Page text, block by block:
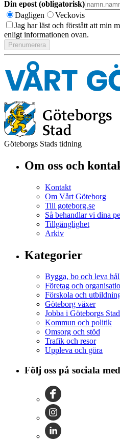
Din epost (obligatorisk)
Dagligen
Veckovis
Jag har läst och förstått att min
enligt informationen ovan.
Göteborgs Stads tidning
Om oss och
Kontakt
Om Vårt Göteborg
Till goteborg.se
Så behandlar vi dina
Tillgänglighet
Arkiv
Kategorier
Bygga, bo och leva
Företag och
Förskola och
Göteborg växer
Jobba i Göteborgs Stad
Kommun och politik
Omsorg och stöd
Trafik och resor
Uppleva och göra
Följ oss på sociala